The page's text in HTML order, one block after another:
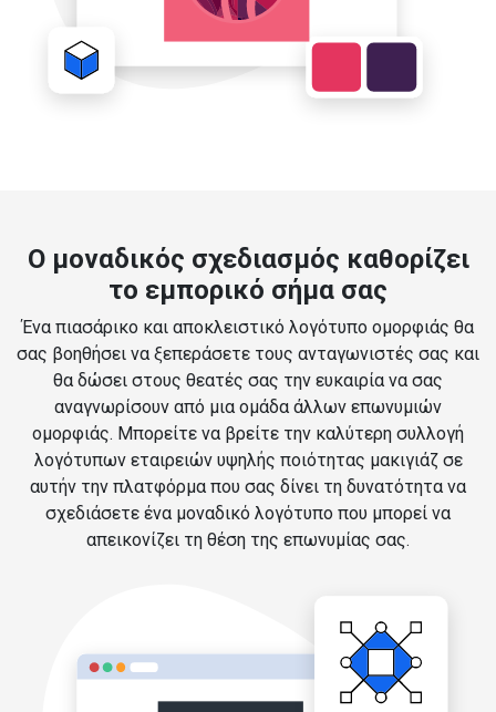
Ο μοναδικός σχεδιασμός καθορίζει
το εμπορικό σήμα σας
Ένα πιασάρικο και αποκλειστικό λογότυπο ομορφιάς θα
σας βοηθήσει να ξεπεράσετε τους ανταγωνιστές σας και
θα δώσει στους θεατές σας την ευκαιρία να σας
αναγνωρίσουν από μια ομάδα άλλων επωνυμιών
ομορφιάς. Μπορείτε να βρείτε την καλύτερη συλλογή
λογότυπων εταιρειών υψηλής ποιότητας μακιγιάζ σε
αυτήν την πλατφόρμα που σας δίνει τη δυνατότητα να
σχεδιάσετε ένα μοναδικό λογότυπο που μπορεί να
απεικονίζει τη θέση της επωνυμίας σας.